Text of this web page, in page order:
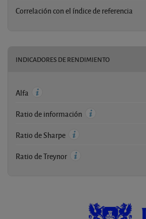
Correlación con el índice de referencia
INDICADORES DE RENDIMIENTO
Alfa
Ratio de información
Ratio de Sharpe
Ratio de Treynor